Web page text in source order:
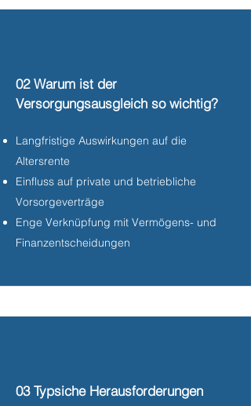
02 Warum ist der
Versorgungsausgleich so wichtig?
Langfristige Auswirkungen auf die
Altersrente
Einfluss auf private und betriebliche
Vorsorgeverträge
Enge Verknüpfung mit Vermögens- und
Finanzentscheidungen
03 Typsiche Herausforderungen